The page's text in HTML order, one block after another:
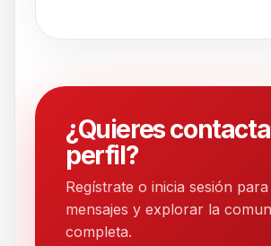
¿Quieres
perfil?
Regístrate o inicia sesión
mensajes y explorar la
completa.